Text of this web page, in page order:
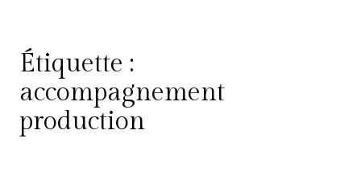
Étiquette :
accompagnement
production